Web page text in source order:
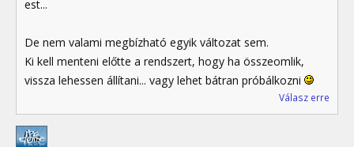
est...
De nem valami megbízható egyik változat sem.
Ki kell menteni előtte a rendszert, hogy ha összeomlik,
vissza lehessen állítani... vagy lehet bátran próbálkozni
Válasz erre